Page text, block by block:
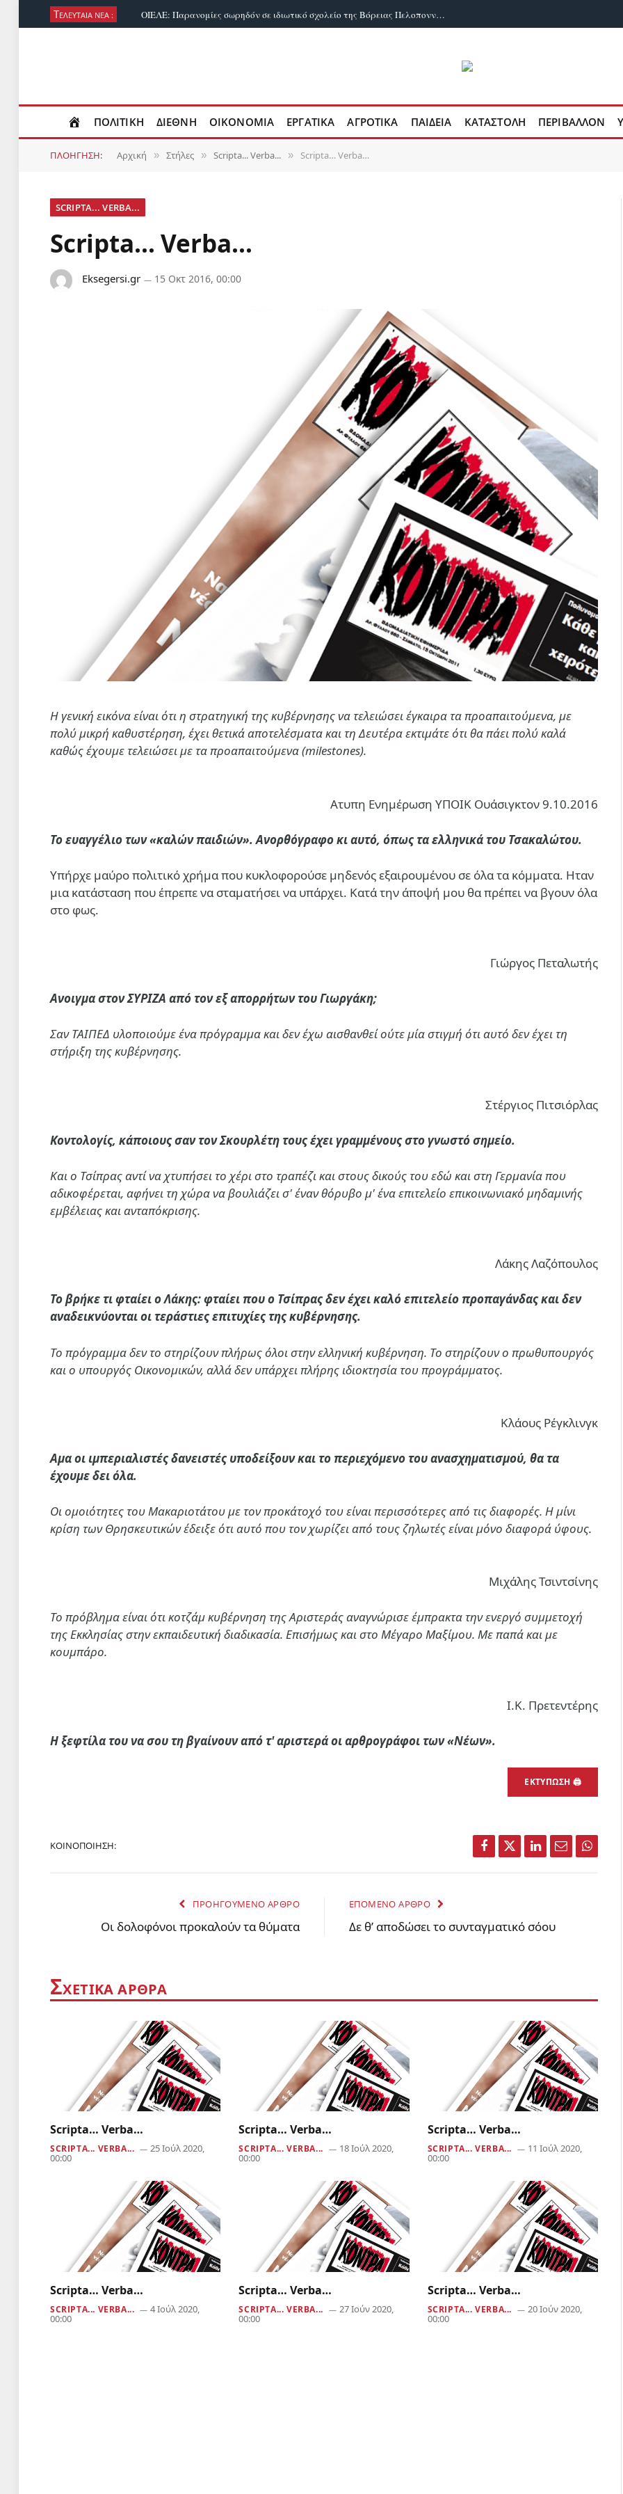
ΤΕΛΕΥΤΑΙΑ ΝΕΑ : ΟΙΕΛΕ: Παρανομίες σωρηδόν σε ιδιωτικό σχολείο της Βόρειας Πελοποννήσου
ΠΟΛΙΤΙΚΗ ΔΙΕΘΝΗ ΟΙΚΟΝΟΜΙΑ ΕΡΓΑΤΙΚΑ ΑΓΡΟΤΙΚΑ ΠΑΙΔΕΙΑ ΚΑΤΑΣΤΟΛΗ ΠΕΡΙΒΑΛΛΟΝ
ΠΛΟΗΓΗΣΗ: Αρχική » Στήλες » Scripta... Verba... » Scripta… Verba…
SCRIPTA... VERBA...
Scripta… Verba…
Eksegersi.gr 15 Οκτ 2016, 00:00
Η γενική εικόνα είναι ότι η στρατηγική της κυβέρνησης να τελειώσει έγκαιρα τα προαπαιτούμενα, με
πολύ μικρή καθυστέρηση, έχει θετικά αποτελέσματα και τη Δευτέρα εκτιμάτε ότι θα πάει πολύ καλά
καθώς έχουμε τελειώσει με τα προαπαιτούμενα (milestones).
Ατυπη Ενημέρωση ΥΠΟΙΚ Ουάσιγκτον 9.10.2016
Το ευαγγέλιο των «καλών παιδιών». Ανορθόγραφο κι αυτό, όπως τα ελληνικά του Τσακαλώτου.
Υπήρχε μαύρο πολιτικό χρήμα που κυκλοφορούσε μηδενός εξαιρουμένου σε όλα τα κόμματα. Ηταν
μια κατάσταση που έπρεπε να σταματήσει να υπάρχει. Κατά την άποψή μου θα πρέπει να βγουν όλα
στο φως.
Γιώργος Πεταλωτής
Ανοιγμα στον ΣΥΡΙΖΑ από τον εξ απορρήτων του Γιωργάκη;
Σαν ΤΑΙΠΕΔ υλοποιούμε ένα πρόγραμμα και δεν έχω αισθανθεί ούτε μία στιγμή ότι αυτό δεν έχει τη
στήριξη της κυβέρνησης.
Στέργιος Πιτσιόρλας
Κοντολογίς, κάποιους σαν τον Σκουρλέτη τους έχει γραμμένους στο γνωστό σημείο.
Και ο Τσίπρας αντί να χτυπήσει το χέρι στο τραπέζι και στους δικούς του εδώ και στη Γερμανία που
αδικοφέρεται, αφήνει τη χώρα να βουλιάζει σ' έναν θόρυβο μ' ένα επιτελείο επικοινωνιακό μηδαμινής
εμβέλειας και ανταπόκρισης.
Λάκης Λαζόπουλος
Το βρήκε τι φταίει ο Λάκης: φταίει που ο Τσίπρας δεν έχει καλό επιτελείο προπαγάνδας και δεν
αναδεικνύονται οι τεράστιες επιτυχίες της κυβέρνησης.
Το πρόγραμμα δεν το στηρίζουν πλήρως όλοι στην ελληνική κυβέρνηση. Το στηρίζουν ο πρωθυπουργός
και ο υπουργός Οικονομικών, αλλά δεν υπάρχει πλήρης ιδιοκτησία του προγράμματος.
Κλάους Ρέγκλινγκ
Αμα οι ιμπεριαλιστές δανειστές υποδείξουν και το περιεχόμενο του ανασχηματισμού, θα τα
έχουμε δει όλα.
Οι ομοιότητες του Μακαριοτάτου με τον προκάτοχό του είναι περισσότερες από τις διαφορές. Η μίνι
κρίση των Θρησκευτικών έδειξε ότι αυτό που τον χωρίζει από τους ζηλωτές είναι μόνο διαφορά ύφους.
Μιχάλης Τσιντσίνης
Το πρόβλημα είναι ότι κοτζάμ κυβέρνηση της Αριστεράς αναγνώρισε έμπρακτα την ενεργό συμμετοχή
της Εκκλησίας στην εκπαιδευτική διαδικασία. Επισήμως και στο Μέγαρο Μαξίμου. Με παπά και με
κουμπάρο.
Ι.Κ. Πρετεντέρης
Η ξεφτίλα του να σου τη βγαίνουν από τ' αριστερά οι αρθρογράφοι των «Νέων».
ΕΚΤΥΠΩΣΗ 🖨
ΚΟΙΝΟΠΟΙΗΣΗ:
Facebook
TwitterLinkedIn
Email
ΠΡΟΗΓΟΥΜΕΝΟ ΑΡΘΡΟ
Οι δολοφόνοι προκαλούν τα θύματα
ΕΠΟΜΕΝΟ ΑΡΘΡΟ
Δε θ’ αποδώσει το συνταγματικό σόου
ΣΧΕΤΙΚΑ ΑΡΘΡΑ
Scripta… Verba…
SCRIPTA... VERBA... 25 Ιούλ 2020,
00:00
Scripta… Verba…
SCRIPTA... VERBA... 18 Ιούλ 2020,
00:00
Scripta… Verba…
SCRIPTA... VERBA... 11 Ιούλ 2020,
00:00
Scripta… Verba…
SCRIPTA... VERBA... 4 Ιούλ 2020,
00:00
Scripta… Verba…
SCRIPTA... VERBA... 27 Ιούν 2020,
00:00
Scripta… Verba…
SCRIPTA... VERBA... 20 Ιούν 2020,
00:00